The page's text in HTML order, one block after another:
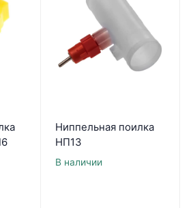
Ниппельная поилка
НП13
В наличии